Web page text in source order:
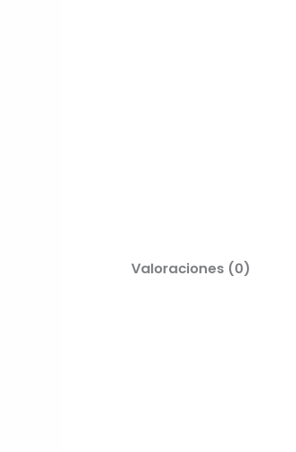
Valoraciones (0)